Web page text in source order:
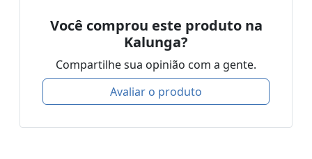
Você comprou este produto na
Kalunga?
Compartilhe sua opinião com a gente.
Avaliar o produto